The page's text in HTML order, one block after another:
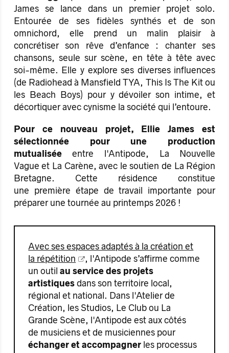
James se lance dans un premier projet solo.
Entourée de ses fidèles synthés et de son
omnichord, elle prend un malin plaisir à
concrétiser son rêve d’enfance : chanter ses
chansons, seule sur scène, en tête à tête avec
soi-même. Elle y explore ses diverses influences
(de Radiohead à Mansfield TYA, This Is The Kit ou
les Beach Boys) pour y dévoiler son intime, et
décortiquer avec cynisme la société qui l’entoure.
Pour ce nouveau projet, Ellie James est
sélectionnée pour une production
mutualiséeentre l'Antipode, La Nouvelle
Vague et La Carène, avec le soutien de La Région
Bretagne. Cette résidence constitue
une première étape de travail importante pour
préparer une tournée au printemps 2026 !
Avec ses espaces adaptés à la création et
la répétition
, l'Antipode s’affirme comme
un outilau service des projets
artistiques dans son territoire local,
régional et national. Dans l'Atelier de
Création, les Studios, Le Club ou La
Grande Scène, l'Antipode est aux côtés
de musiciens et de musiciennes pour
échanger et accompagner les processus